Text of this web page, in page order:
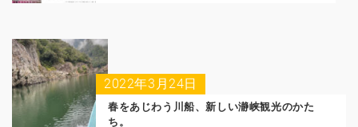
2022年3月24日
春をあじわう川船、新しい瀞峡観光のかた
ち。